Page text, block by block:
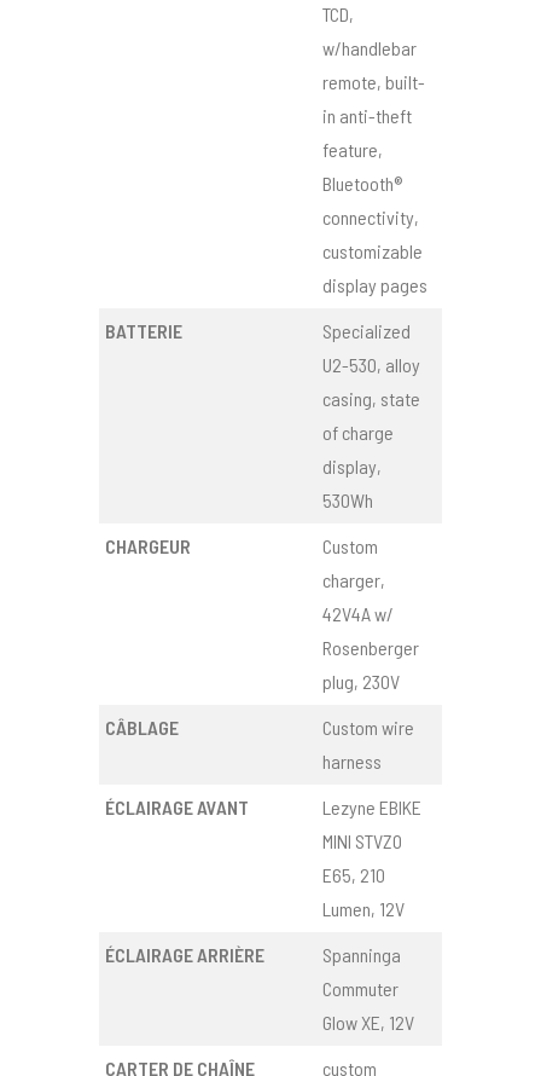
TCD,
w/handlebar
remote, built-
in anti-theft
feature,
Bluetooth®
connectivity,
customizable
display pages
BATTERIE
Specialized
U2-530, alloy
casing, state
of charge
display,
530Wh
CHARGEUR
Custom
charger,
42V4A w/
Rosenberger
plug, 230V
CÂBLAGE
Custom wire
harness
ÉCLAIRAGE AVANT
Lezyne EBIKE
MINI STVZO
E65, 210
Lumen, 12V
ÉCLAIRAGE ARRIÈRE
Spanninga
Commuter
Glow XE, 12V
CARTER DE CHAÎNE
custom